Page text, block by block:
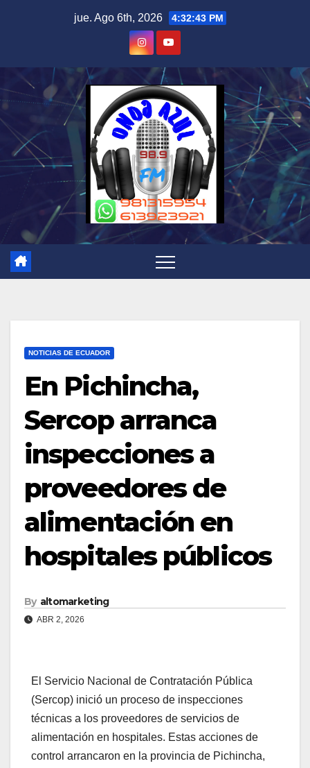
jue. Ago 6th, 2026 4:32:43 PM
NOTICIAS DE ECUADOR
En Pichincha,
Sercop arranca
inspecciones a
proveedores de
alimentación en
hospitales públicos
By altomarketing
ABR 2, 2026
El Servicio Nacional de Contratación Pública
(Sercop) inició un proceso de inspecciones
técnicas a los proveedores de servicios de
alimentación en hospitales. Estas acciones de
control arrancaron en la provincia de Pichincha,